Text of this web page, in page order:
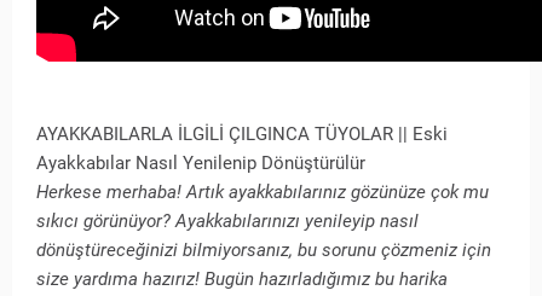
AYAKKABILARLA İLGİLİ ÇILGINCA TÜYOLAR || Eski
Ayakkabılar Nasıl Yenilenip Dönüştürülür
Herkese merhaba! Artık ayakkabılarınız gözünüze çok mu
sıkıcı görünüyor? Ayakkabılarınızı yenileyip nasıl
dönüştüreceğinizi bilmiyorsanız, bu sorunu çözmeniz için
size yardıma hazırız! Bugün hazırladığımız bu harika